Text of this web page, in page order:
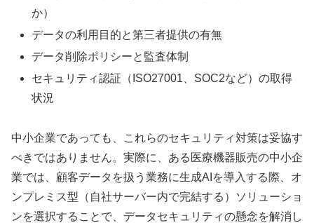
か）
データの利用目的と第三者提供の有無
データ削除ポリシーと監査体制
セキュリティ認証（ISO27001、SOC2など）の取得
状況
中小企業であっても、これらのセキュリティ対策は妥協す
べきではありません。実際に、ある医療機器販売の中小企
業では、顧客データを扱う業務に生成AIを導入する際、オ
ンプレミス型（自社サーバー内で完結する）ソリューショ
ンを選択することで、データセキュリティの懸念を解消し